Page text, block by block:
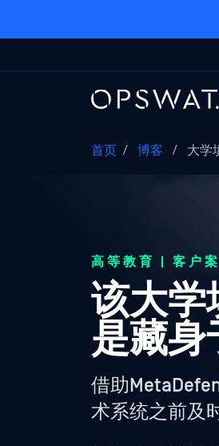
首页 / 博客 / 大学
高等教育 | 客户案
该大学
是藏身
借助
术系统之前及